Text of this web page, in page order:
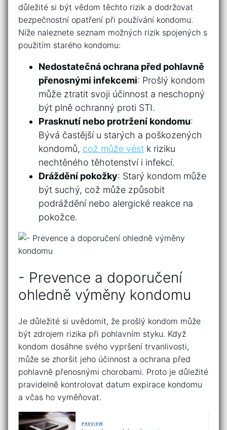
důležité si‌ být vědom těchto rizik a ​dodržovat
⁤bezpečnostní opatření při používání kondomu.
Níže ‌naleznete seznam možných rizik‌ spojených s
použitím starého kondomu:
Nedostatečná ⁣ochrana před pohlavně
přenosnými ‍infekcemi: Prošlý⁤ kondom
může ztratit svoji účinnost a neschopný
být plně ochranný proti STI.
Prasknutí‍ nebo protržení kondomu:
Bývá častější u starých⁤ a poškozených
⁤kondomů, což může⁣ vést ⁣k riziku⁢
nechtěného těhotenství i infekcí.
Dráždění pokožky: Starý kondom ‍může
být suchý, což může způsobit
podráždění nebo alergické reakce na
pokožce.
-‍ Prevence a doporučení
ohledně výměny kondomu
Je důležité si uvědomit,​ že prošlý kondom ⁢může
být ⁤zdrojem rizika při pohlavním styku. Když
kondom dosáhne‌ svého vypršení trvanlivosti,⁣
může se zhoršit jeho účinnost a ⁤ochrana před
pohlavně přenosnými chorobami. Proto je⁢ důležité⁣
pravidelně kontrolovat datum expirace kondomu
a včas⁢ ho vyměňovat.